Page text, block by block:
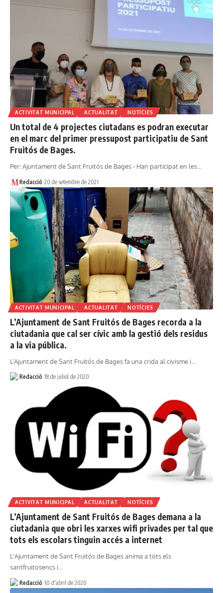
ACTIVITAT MUNICIPAL ACTUALITAT NOTÍCIES
Un total de 4 projectes ciutadans es podran executar
en el marc del primer pressupost participatiu de Sant
Fruitós de Bages.
Per: Ajuntament de Sant Fruitós de Bages - Han participat en les…
Redacció 20 de setembre de 2021
ACTIVITAT MUNICIPAL ACTUALITAT NOTÍCIES
L’Ajuntament de Sant Fruitós de Bages recorda a la
ciutadania que cal ser cívic amb la gestió dels residus
a la via pública.
L’Ajuntament de Sant Fruitós de Bages fa una crida al civisme i…
Redacció 18 de juliol de 2020
ACTIVITAT MUNICIPAL ACTUALITAT NOTÍCIES
L’Ajuntament de Sant Fruitós de Bages demana a la
ciutadania que obri les xarxes wifi privades per tal que
tots els escolars tinguin accés a internet
L'Ajuntament de Sant Fruitós de Bages anima a tots els
santfruitosencs i…
Redacció 10 d'abril de 2020